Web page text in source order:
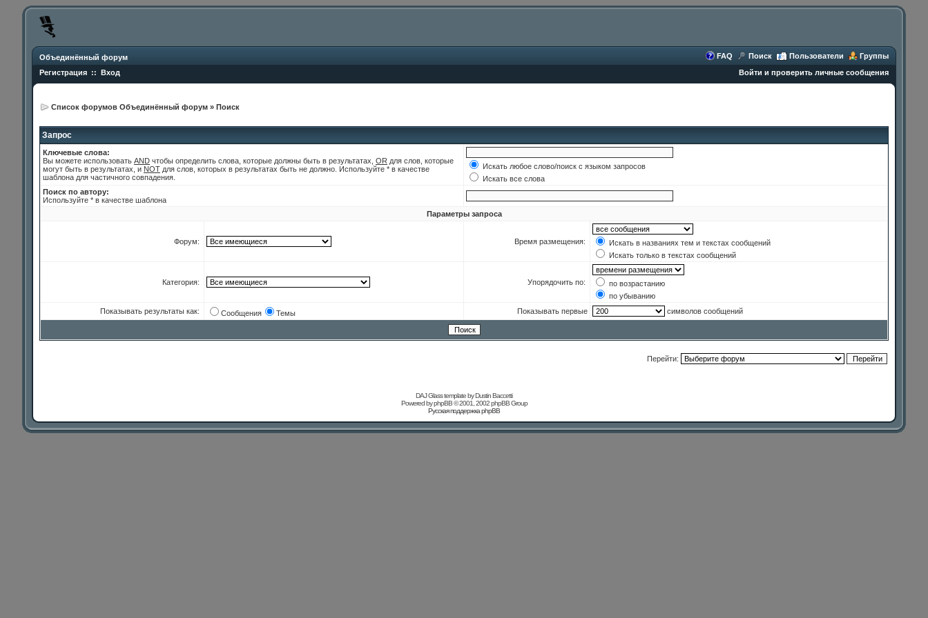
Объединённый форум FAQ Поиск Пользователи
Группы
Регистрация :: Вход Войти и проверить личные сообщения
Список форумов Объединённый форум » Поиск
Запрос
Ключевые слова:
Вы можете использовать AND чтобы определить слова, которые должны быть в результатах, OR для слов, которые
могут быть в результатах, и NOT для слов, которых в результатах быть не должно. Используйте * в качестве
шаблона для частичного совпадения.
Искать любое слово/поиск с языком запросов
Искать все слова
Поиск по автору:
Используйте * в качестве шаблона
Параметры запроса
Форум: Время размещения:
Искать в названиях тем и текстах сообщений
Искать только в текстах сообщений
Категория: Упорядочить по:
по возрастанию
по убыванию
Показывать результаты как:
Сообщения Темы Показывать первые символов сообщений
Перейти:
DAJ Glass template by Dustin Baccetti
Powered byphpBB© 2001, 2002 phpBB Group
Русская поддержка phpBB